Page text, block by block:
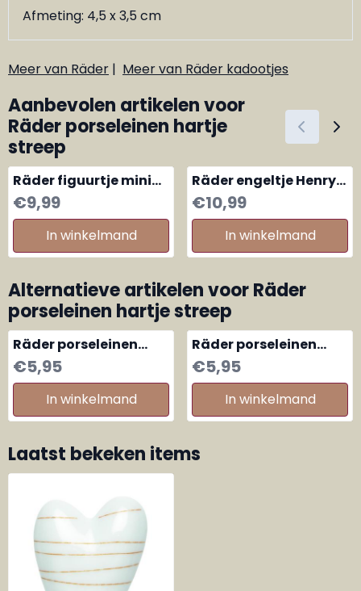
Afmeting: 4,5 x 3,5 cm
Meer van Räder | Meer van Räder kadootjes
Aanbevolen artikelen voor
Räder porseleinen hartje
streep
Räder figuurtje mini
Gelukszwijntje,
varkentje liggend
Prijs: 9,99
€9,99
In winkelmand
Räder engeltje Henry
mini 2th edition
Prijs: 10,99
€10,99
In winkelmand
Alternatieve artikelen voorRäder
porseleinen hartje streep
Räder porseleinen
hartje groot dots
Prijs: 5,95
€5,95
In winkelmand
Räder porseleinen
hartje ruit
Prijs: 5,95
€5,95
In winkelmand
Laatst bekeken items